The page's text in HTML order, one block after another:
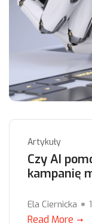
Artykuły
Czy AI
kampanię
Ela Ciernicka
Read More